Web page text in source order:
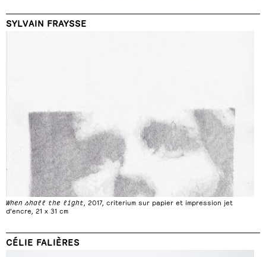
SYLVAIN FRAYSSE
When shall the light , 2017, criterium sur papier et impression jet
d’encre, 21 x 31 cm
CÉLIE FALIÈRES